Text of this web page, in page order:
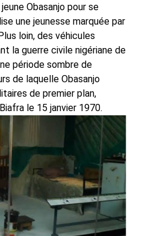
Obasanjo pour se
une jeunesse marquée par
loin, des véhicules
la guerre civile nigériane de
période sombre de
de laquelle Obasanjo
de premier plan,
le 15 janvier 1970.